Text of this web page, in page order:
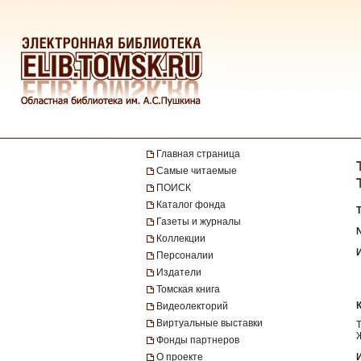
Главная страница
Самые читаемые
ПОИСК
Каталог фонда
Газеты и журналы
Коллекции
Персоналии
Издатели
Томская книга
Видеолекторий
Виртуальные выставки
Фонды партнеров
О проекте